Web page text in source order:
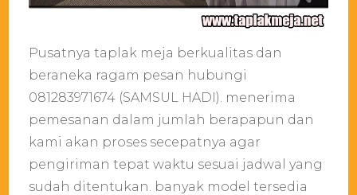
Pusatnya taplak meja berkualitas dan
beraneka ragam pesan hubungi
081283971674 (SAMSUL HADI). menerima
pemesanan dalam jumlah berapapun dan
kami akan proses secepatnya agar
pengiriman tepat waktu sesuai jadwal yang
sudah ditentukan. banyak model tersedia